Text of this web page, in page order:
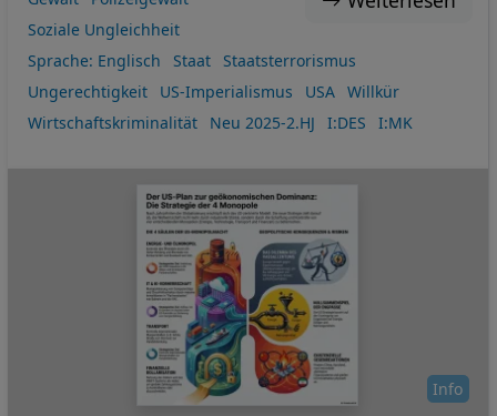
Soziale Ungleichheit
Sprache: Englisch
Staat
Staatsterrorismus
Ungerechtigkeit
US-Imperialismus USA
Willkür
Wirtschaftskriminalität
Neu 2025-2.HJ I:DES I:MK
Info